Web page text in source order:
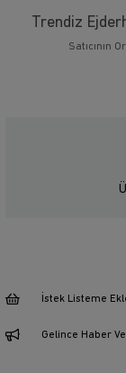
Trendiz
Satıcının
İstek Listeme
Gelince Haber